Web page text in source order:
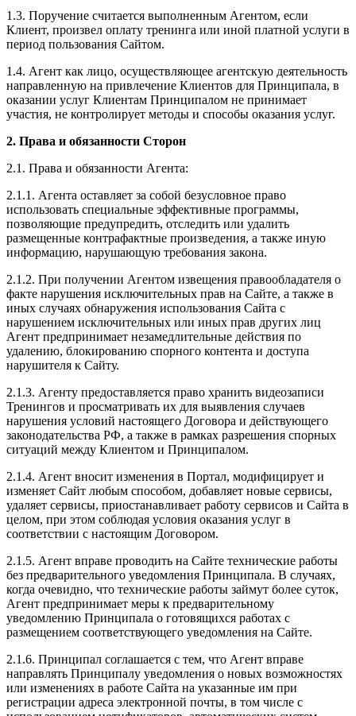
1.3. Поручение считается выполненным Агентом, если
Клиент, произвел оплату тренинга или иной платной услуги в
период пользования Сайтом.
1.4. Агент как лицо, осуществляющее агентскую деятельность
направленную на привлечение Клиентов для Принципала, в
оказании услуг Клиентам Принципалом не принимает
участия, не контролирует методы и способы оказания услуг.
2. Права и обязанности Сторон
2.1. Права и обязанности Агента:
2.1.1. Агента оставляет за собой безусловное право
использовать специальные эффективные программы,
позволяющие предупредить, отследить или удалить
размещенные контрафактные произведения, а также иную
информацию, нарушающую требования закона.
2.1.2. При получении Агентом извещения правообладателя о
факте нарушения исключительных прав на Сайте, а также в
иных случаях обнаружения использования Сайта с
нарушением исключительных или иных прав других лиц
Агент предпринимает незамедлительные действия по
удалению, блокированию спорного контента и доступа
нарушителя к Сайту.
2.1.3. Агенту предоставляется право хранить видеозаписи
Тренингов и просматривать их для выявления случаев
нарушения условий настоящего Договора и действующего
законодательства РФ, а также в рамках разрешения спорных
ситуаций между Клиентом и Принципалом.
2.1.4. Агент вносит изменения в Портал, модифицирует и
изменяет Сайт любым способом, добавляет новые сервисы,
удаляет сервисы, приостанавливает работу сервисов и Сайта в
целом, при этом соблюдая условия оказания услуг в
соответствии с настоящим Договором.
2.1.5. Агент вправе проводить на Сайте технические работы
без предварительного уведомления Принципала. В случаях,
когда очевидно, что технические работы займут более суток,
Агент предпринимает меры к предварительному
уведомлению Принципала о готовящихся работах с
размещением соответствующего уведомления на Сайте.
2.1.6. Принципал соглашается с тем, что Агент вправе
направлять Принципалу уведомления о новых возможностях
или изменениях в работе Сайта на указанные им при
регистрации адреса электронной почты, в том числе с